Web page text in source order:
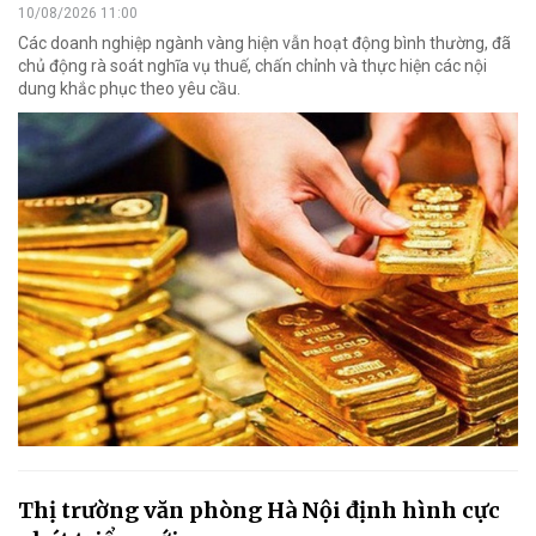
10/08/2026 11:00
Các doanh nghiệp ngành vàng hiện vẫn hoạt động bình thường, đã
chủ động rà soát nghĩa vụ thuế, chấn chỉnh và thực hiện các nội
dung khắc phục theo yêu cầu.
Thị trường văn phòng Hà Nội định hình cực